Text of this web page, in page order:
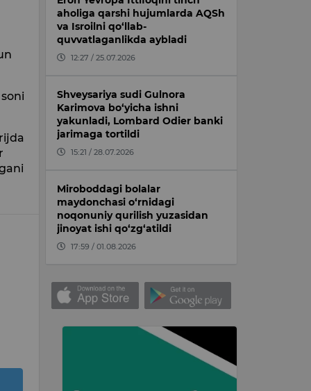
aholiga qarshi hujumlarda AQSh
va Isroilni qo‘llab-
quvvatlaganlikda aybladi
12:27 / 25.07.2026
Shveysariya sudi Gulnora
Karimova bo‘yicha ishni
yakunladi, Lombard Odier banki
jarimaga tortildi
15:21 / 28.07.2026
Miroboddagi bolalar
maydonchasi o‘rnidagi
noqonuniy qurilish yuzasidan
jinoyat ishi qo‘zg‘atildi
17:59 / 01.08.2026